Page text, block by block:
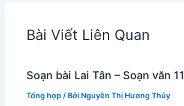
Bài Viết Liên Quan
Soạn bài Lai Tân – Soạn văn 11
Tổng hợp / Bởi Nguyễn Thị Hương Thủy